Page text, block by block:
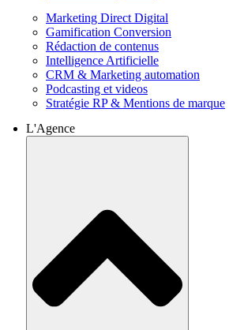
Marketing Direct Digital
Gamification Conversion
Rédaction de contenus
Intelligence Artificielle
CRM & Marketing automation
Podcasting et videos
Stratégie RP & Mentions de marque
L'Agence